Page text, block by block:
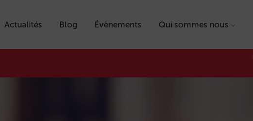
Actualités Blog Évènements Qui sommes nous